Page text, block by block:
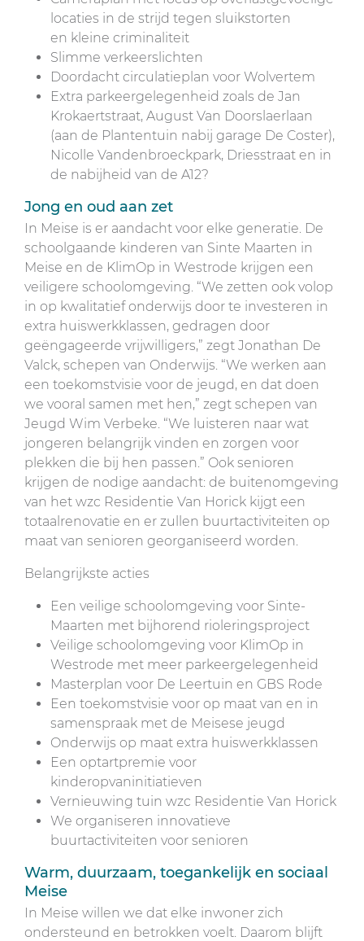
locaties in de strijd tegen sluikstorten
en kleine criminaliteit
Slimme verkeerslichten
Doordacht circulatieplan voor Wolvertem
Extra parkeergelegenheid zoals de Jan
Krokaertstraat, August Van Doorslaerlaan
(aan de Plantentuin nabij garage De Coster),
Nicolle Vandenbroeckpark, Driesstraat en in
de nabijheid van de A12?
Jong en oud aan zet
In Meise is er aandacht voor elke generatie. De
schoolgaande kinderen van Sinte Maarten in
Meise en de KlimOp in Westrode krijgen een
veiligere schoolomgeving. “We zetten ook volop
in op kwalitatief onderwijs door te investeren in
extra huiswerkklassen, gedragen door
geëngageerde vrijwilligers,” zegt Jonathan De
Valck, schepen van Onderwijs. “We werken aan
een toekomstvisie voor de jeugd, en dat doen
we vooral samen met hen,” zegt schepen van
Jeugd Wim Verbeke. “We luisteren naar wat
jongeren belangrijk vinden en zorgen voor
plekken die bij hen passen.” Ook senioren
krijgen de nodige aandacht: de buitenomgeving
van het wzc Residentie Van Horick kijgt een
totaalrenovatie en er zullen buurtactiviteiten op
maat van senioren georganiseerd worden.
Belangrijkste acties
Een veilige schoolomgeving voor Sinte-
Maarten met bijhorend rioleringsproject
Veilige schoolomgeving voor KlimOp in
Westrode met meer parkeergelegenheid
Masterplan voor De Leertuin en GBS Rode
Een toekomstvisie voor op maat van en in
samenspraak met de Meisese jeugd
Onderwijs op maat extra huiswerkklassen
Een optartpremie voor
kinderopvaninitiatieven
Vernieuwing tuin wzc Residentie Van Horick
We organiseren innovatieve
buurtactiviteiten voor senioren
Warm, duurzaam, toegankelijk en sociaal
Meise
In Meise willen we dat elke inwoner zich
ondersteund en betrokken voelt. Daarom blijft